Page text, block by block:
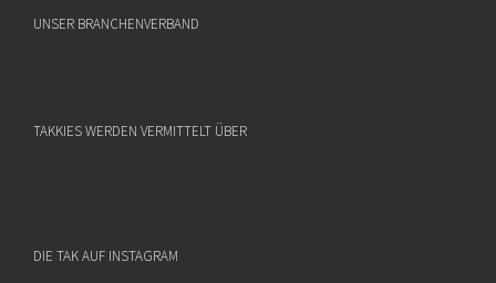
UNSER BRANCHENVERBAND
TAKKIES WERDEN VERMITTELT ÜBER
DIE TAK AUF INSTAGRAM